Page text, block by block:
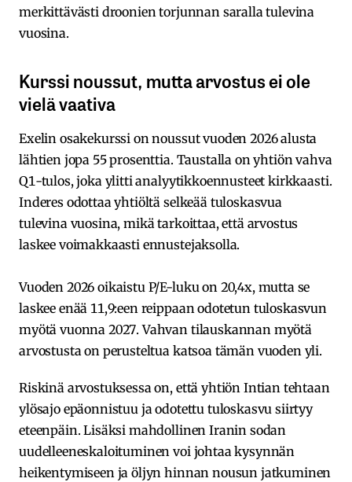
merkittävästi droonien torjunnan saralla tulevina
vuosina.
Kurssi noussut, mutta arvostus ei ole
vielä vaativa
Exelin osakekurssi on noussut vuoden 2026 alusta
lähtien jopa 55 prosenttia. Taustalla on yhtiön vahva
Q1-tulos, joka ylitti analyytikkoennusteet kirkkaasti.
Inderes odottaa yhtiöltä selkeää tuloskasvua
tulevina vuosina, mikä tarkoittaa, että arvostus
laskee voimakkaasti ennustejaksolla.
Vuoden 2026 oikaistu P/E-luku on 20,4x, mutta se
laskee enää 11,9:een reippaan odotetun tuloskasvun
myötä vuonna 2027. Vahvan tilauskannan myötä
arvostusta on perusteltua katsoa tämän vuoden yli.
Riskinä arvostuksessa on, että yhtiön Intian tehtaan
ylösajo epäonnistuu ja odotettu tuloskasvu siirtyy
eteenpäin. Lisäksi mahdollinen Iranin sodan
uudelleeneskaloituminen voi johtaa kysynnän
heikentymiseen ja öljyn hinnan nousun jatkuminen